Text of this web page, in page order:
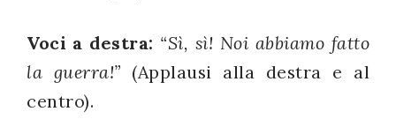
Voci a destra: “Sì, sì! Noi abbiamo fatto
la guerra!” (Applausi alla destra e al
centro).